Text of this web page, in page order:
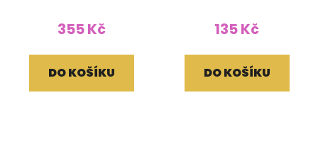
355 Kč
DO KOŠÍKU
135 Kč
DO KOŠÍKU